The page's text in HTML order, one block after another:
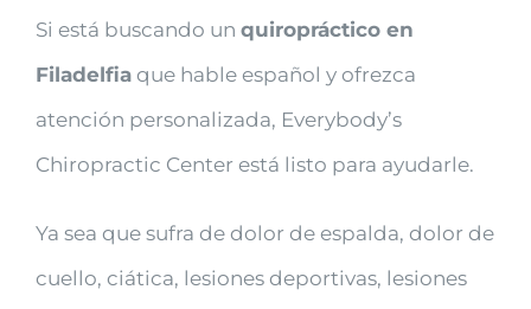
Si está buscando un quiropráctico en
Filadelfia que hable español y ofrezca
atención personalizada, Everybody’s
Chiropractic Center está listo para ayudarle.
Ya sea que sufra de dolor de espalda, dolor de
cuello, ciática, lesiones deportivas, lesiones